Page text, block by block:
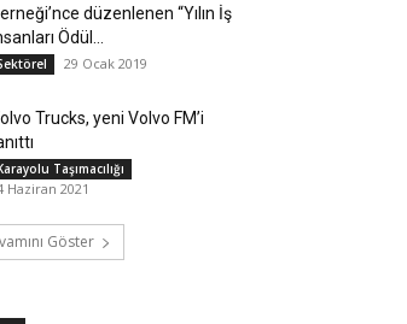
düzenlenen “Yılın İş
Ödül...
29 Ocak 2019
Trucks, yeni Volvo FM’i
Taşımacılığı
Haziran 2021
Göster